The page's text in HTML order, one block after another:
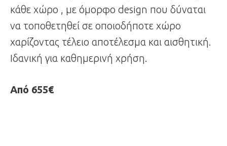
κάθε χώρο , με όμορφο design που δύναται
να τοποθετηθεί σε οποιοδήποτε χώρο
χαρίζοντας τέλειο αποτέλεσμα και αισθητική.
Ιδανική για καθημερινή χρήση.
Από 655€